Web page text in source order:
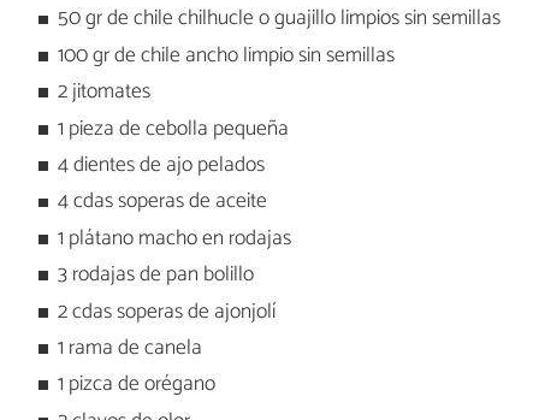
50 gr de chile chilhucle o guajillo limpios sin semillas
100 gr de chile ancho limpio sin semillas
2 jitomates
1 pieza de cebolla pequeña
4 dientes de ajo pelados
4 cdas soperas de aceite
1 plátano macho en rodajas
3 rodajas de pan bolillo
2 cdas soperas de ajonjolí
1 rama de canela
1 pizca de orégano